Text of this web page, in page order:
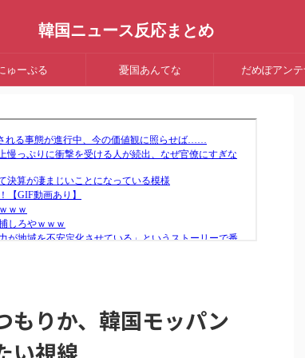
韓国ニュース反応まとめ
ゅーぷる 憂国あんてな だめぽアンテ
もりか、韓国モッパン